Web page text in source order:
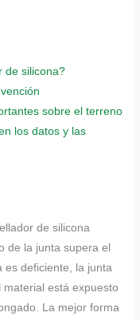
de silicona?
sobre el terreno
los datos y las
de silicona
de la junta supera el
es deficiente, la junta
está expuesto
La mejor forma